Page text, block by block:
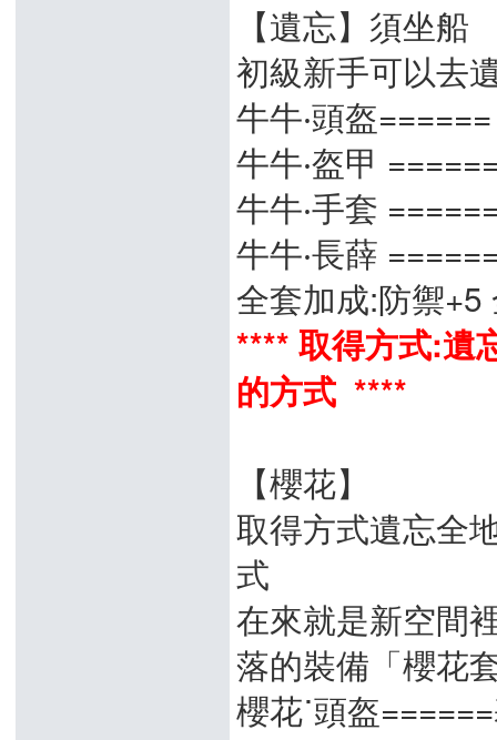
【遺忘】須坐船
初級新手可以去
牛牛‧頭盔
牛牛‧盔甲
牛牛‧手套
牛牛‧長薛
全套加成:防禦
**** 取得方式:遺
的方式 ****
【櫻花】
取得方式遺忘全
式
在來就是新空間
落的裝備「櫻花
櫻花˙頭盔